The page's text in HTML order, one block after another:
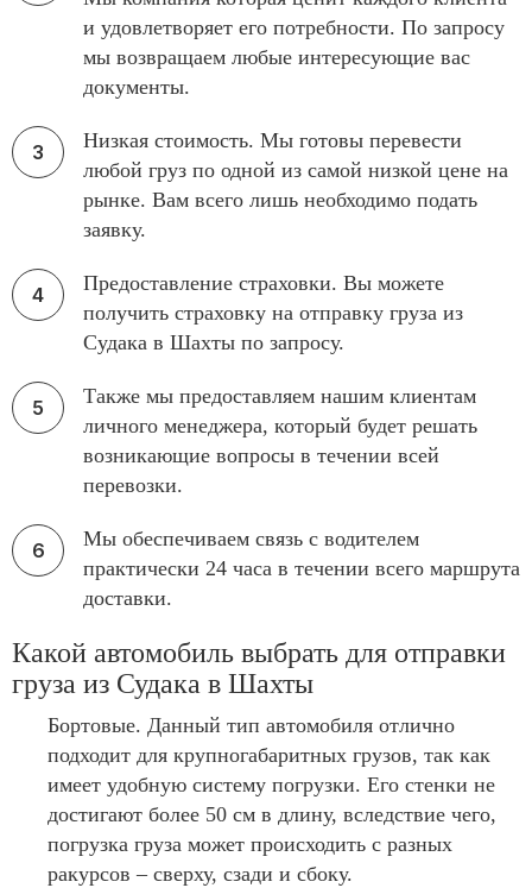
и удовлетворяет его потребности. По запросу
мы возвращаем любые интересующие вас
документы.
Низкая стоимость. Мы готовы перевести
любой груз по одной из самой низкой цене на
рынке. Вам всего лишь необходимо подать
заявку.
Предоставление страховки. Вы можете
получить страховку на отправку груза из
Судака в Шахты по запросу.
Также мы предоставляем нашим клиентам
личного менеджера, который будет решать
возникающие вопросы в течении всей
перевозки.
Мы обеспечиваем связь с водителем
практически 24 часа в течении всего маршрута
доставки.
Какой автомобиль выбрать для отправки
груза из Судака в Шахты
Бортовые. Данный тип автомобиля отлично
подходит для крупногабаритных грузов, так как
имеет удобную систему погрузки. Его стенки не
достигают более 50 см в длину, вследствие чего,
погрузка груза может происходить с разных
ракурсов – сверху, сзади и сбоку.